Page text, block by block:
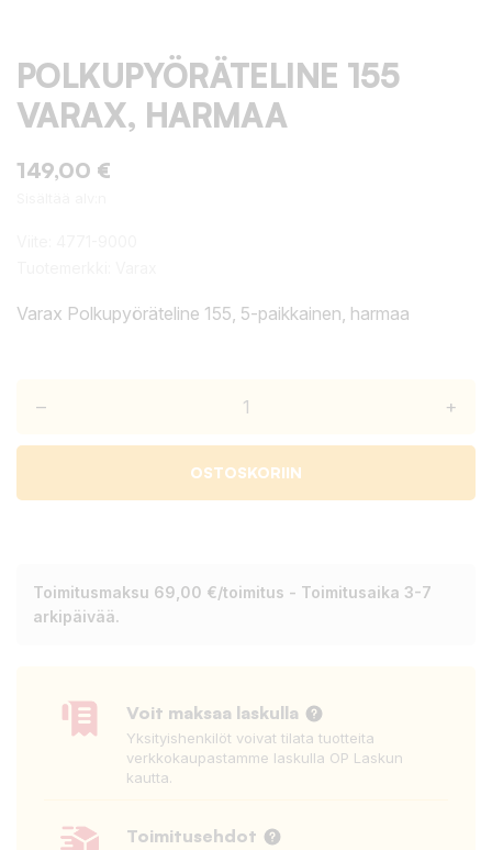
POLKUPYÖRÄTELINE 155
VARAX, HARMAA
149,00 €
Varax Polkupyöräteline 155, 5-paikkainen, harmaa
– +
OSTOSKORIIN
Toimitusmaksu 69,00 €/toimitus - Toimitusaika 3-7
arkipäivää.
Voit maksaa laskulla
Yksityishenkilöt voivat tilata tuotteita
verkkokaupastamme laskulla OP Laskun
kautta.
Toimitusehdot